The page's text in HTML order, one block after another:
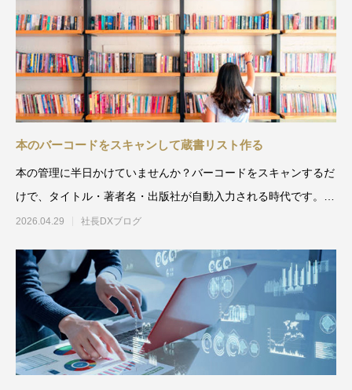
本のバーコードをスキャンして蔵書リスト作る
本の管理に半日かけていませんか？バーコードをスキャンするだ
けで、タイトル・著者名・出版社が自動入力される時代です。
GeminiとGoogle
2026.04.29 社長DXブログ